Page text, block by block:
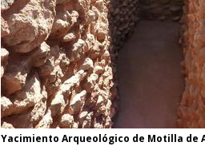
Yacimiento Arqueológico de Motilla de